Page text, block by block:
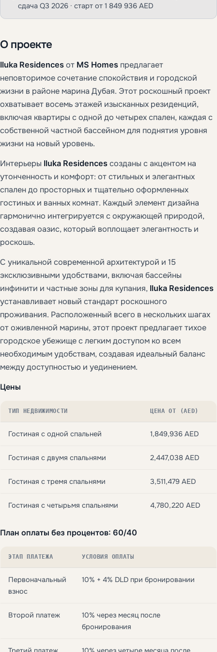
сдача Q3 2026 · старт от 1 849 936 AED
О проекте
Iluka Residences от MS Homes предлагает
неповторимое сочетание спокойствия и городской
жизни в районе марина Дубая. Этот роскошный проект
охватывает восемь этажей изысканных резиденций,
включая квартиры с одной до четырех спален, каждая с
собственной частной бассейном для поднятия уровня
жизни на новый уровень.
Интерьеры Iluka Residences созданы с акцентом на
утонченность и комфорт: от стильных и элегантных
спален до просторных и тщательно оформленных
гостиных и ванных комнат. Каждый элемент дизайна
гармонично интегрируется с окружающей природой,
создавая оазис, который воплощает элегантность и
роскошь.
С уникальной современной архитектурой и 15
эксклюзивными удобствами, включая бассейны
инфинити и частные зоны для купания, Iluka Residences
устанавливает новый стандарт роскошного
проживания. Расположенный всего в нескольких шагах
от оживленной марины, этот проект предлагает тихое
городское убежище с легким доступом ко всем
необходимым удобствам, создавая идеальный баланс
между доступностью и уединением.
Цены
ТИП НЕДВИЖИМОСТИ ЦЕНА ОТ (AED)
Гостиная с одной спальней 1,849,936 AED
Гостиная с двумя спальнями 2,447,038 AED
Гостиная с тремя спальнями 3,511,479 AED
Гостиная с четырьмя спальнями 4,780,220 AED
План оплаты без процентов: 60/40
ЭТАП ПЛАТЕЖА УСЛОВИЯ ОПЛАТЫ
Первоначальный
взнос
10% + 4% DLD при бронировании
Второй платеж
10% через месяц после
бронирования